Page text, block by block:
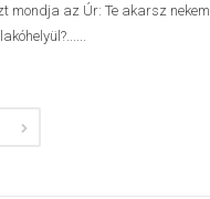
mondja az Úr: Te akarsz nekem